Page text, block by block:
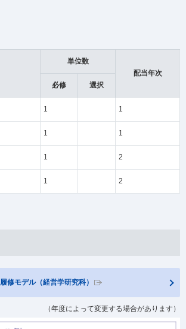
単位数
配当年次
必修
選択
1 1
1 1
1 2
1 2
履修モデル（経営学研究科）
（年度によって変更する場合があります）